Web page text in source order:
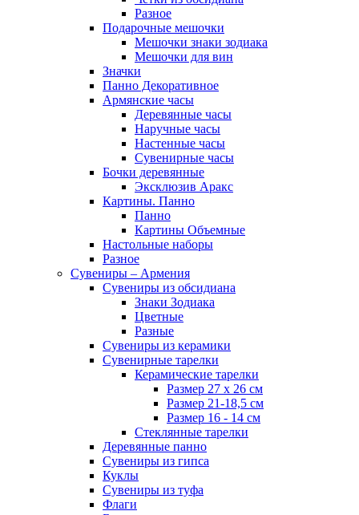
Разное
Подарочные мешочки
Мешочки знаки зодиака
Мешочки для вин
Значки
Панно Декоративное
Армянские часы
Деревянные часы
Наручные часы
Настенные часы
Сувенирные часы
Бочки деревянные
Эксклюзив Аракс
Картины. Панно
Панно
Картины Объемные
Настольные наборы
Разное
Сувениры – Армения
Сувениры из обсидиана
Знаки Зодиака
Цветные
Разные
Сувениры из керамики
Сувенирные тарелки
Керамические тарелки
Размер 27 х 26 см
Размер 21-18,5 см
Размер 16 - 14 см
Стеклянные тарелки
Деревянные панно
Сувениры из гипса
Куклы
Сувениры из туфа
Флаги